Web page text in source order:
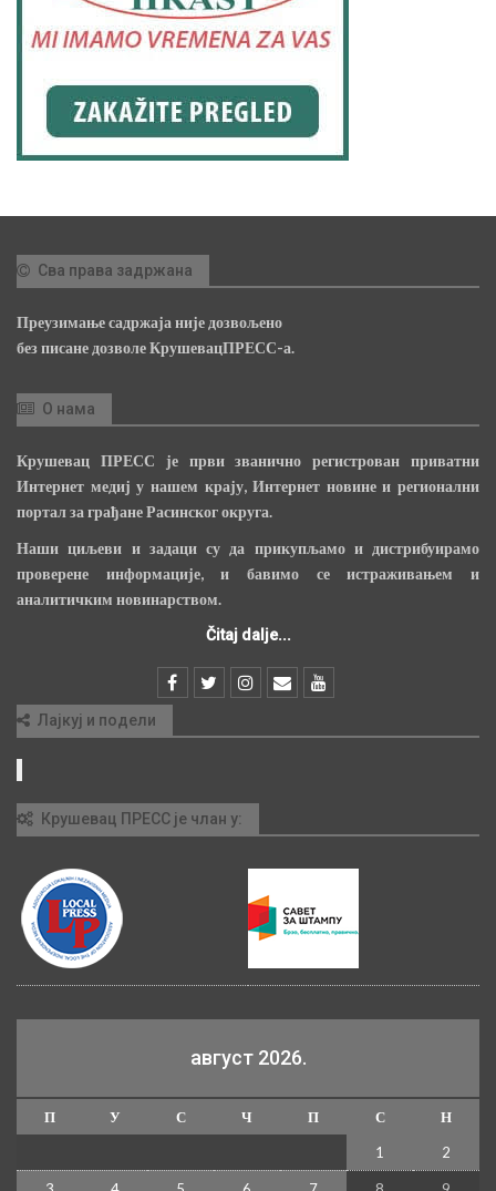
Сва права задржана
Преузимање садржаја није дозвољено
без писане дозволе КрушевацПРЕСС-а.
О нама
Крушевац ПРЕСС је први званично регистрован приватни
Интернет медиј у нашем крају, Интернет новине и регионални
портал за грађане Расинског округа.
Наши циљеви и задаци су да прикупљамо и дистрибуирамо
проверене информације, и бавимо се истраживањем и
аналитичким новинарством.
Čitaj dalje...
Лајкуј и подели
Крушевац ПРЕСС је члан у:
август 2026.
П У С Ч П С
Н
1
2